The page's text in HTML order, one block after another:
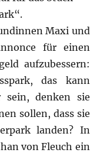
Maxi und
für einen
aufzubessern:
das kann
sein, denken sie
sollen, dass sie
landen? In
von Fleuch ein